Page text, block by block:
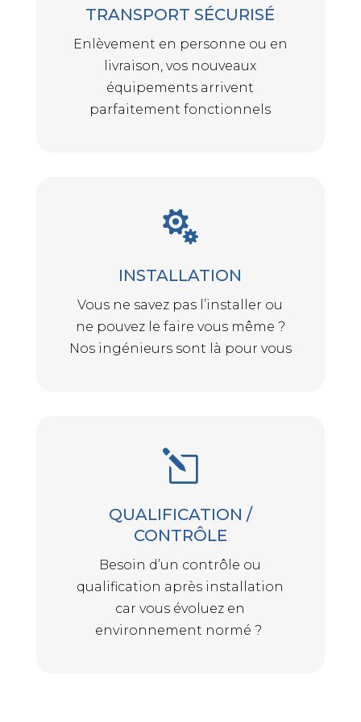
TRANSPORT SÉCURISÉ
Enlèvement en personne ou en
livraison, vos nouveaux
équipements arrivent
parfaitement fonctionnels

INSTALLATION
Vous ne savez pas l’installer ou
ne pouvez le faire vous même ?
Nos ingénieurs sont là pour vous
l
QUALIFICATION /
CONTRÔLE
Besoin d’un contrôle ou
qualification après installation
car vous évoluez en
environnement normé ?